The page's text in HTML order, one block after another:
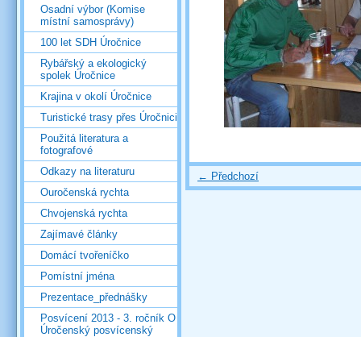
← Předchozí
Osadní výbor (Komise
místní samosprávy)
100 let SDH Úročnice
Rybářský a ekologický
spolek Úročnice
Krajina v okolí Úročnice
Turistické trasy přes Úročnici
Použitá literatura a
fotografové
Odkazy na literaturu
Ouročenská rychta
Chvojenská rychta
Zajímavé články
Domácí tvořeníčko
Pomístní jména
Prezentace_přednášky
Posvícení 2013 - 3. ročník O
Úročenský posvícenský